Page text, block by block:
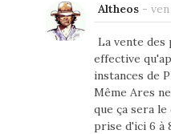
Altheos- ven
La vente des
effective
instances de
Même Ares
que ça sera
prise d'ici 6 à